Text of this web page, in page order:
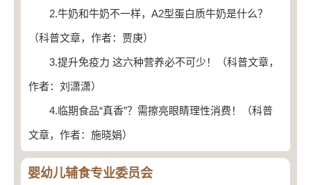
2.牛奶和牛奶不一样，A2型蛋白质牛奶是什么？
（科普文章，作者：贾庚）
3.提升免疫力 这六种营养必不可少！（科普文章，
作者：刘潇潇）
4.临期食品“真香”？需擦亮眼睛理性消费！（科普
文章，作者：施晓娟）
婴幼儿辅食专业委员会